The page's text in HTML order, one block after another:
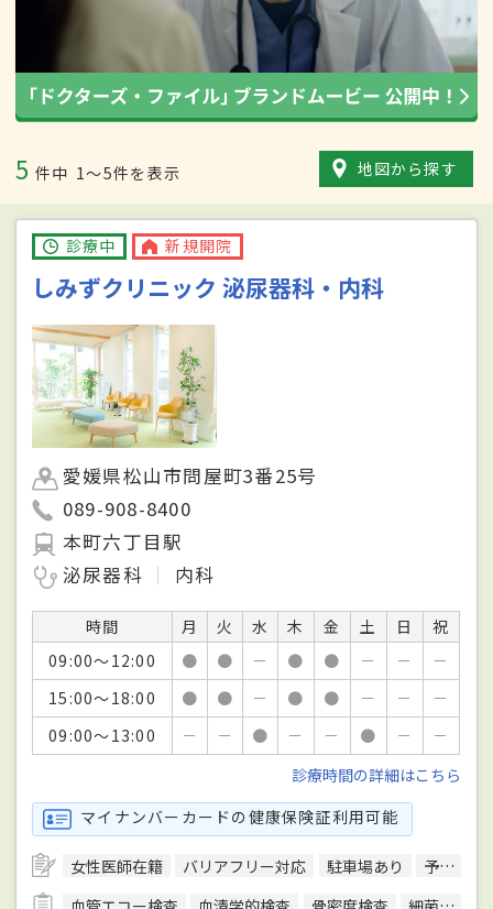
5 件中 1〜5件を表示 地図から探す
診療中 新規開院
しみずクリニック 泌尿器科・内科
愛媛県松山市問屋町3番25号
089-908-8400
本町六丁目駅
泌尿器科
内科
時間 月 火 水 木 金 土 日
祝
09:00～12:00
● ● － ● ● － －
－
15:00～18:00
● ● － ● ● － －
－
09:00～13:00
－ － ● － － ● －
－
診療時間の詳細はこちら
マイナンバーカードの健康保険証利用可能
女性医師在籍 バリアフリー対応 駐車場あり 予約可